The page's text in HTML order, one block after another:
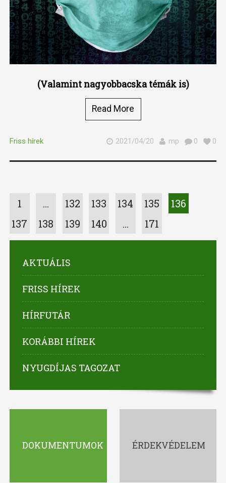
(Valamint nagyobbacska témák is)
Read More
Friss hírek 2021/04/20 mp 0 0
1 … 132 133 134 135
136
137
138 139 140 … 171
AKTUÁLIS
FRISS HÍREK
HÍRFUTÁR
KORÁBBI HÍREK
NYUGDÍJAS TAGOZAT
DOKUMENTUMOK ÉRDEKVÉDELEM